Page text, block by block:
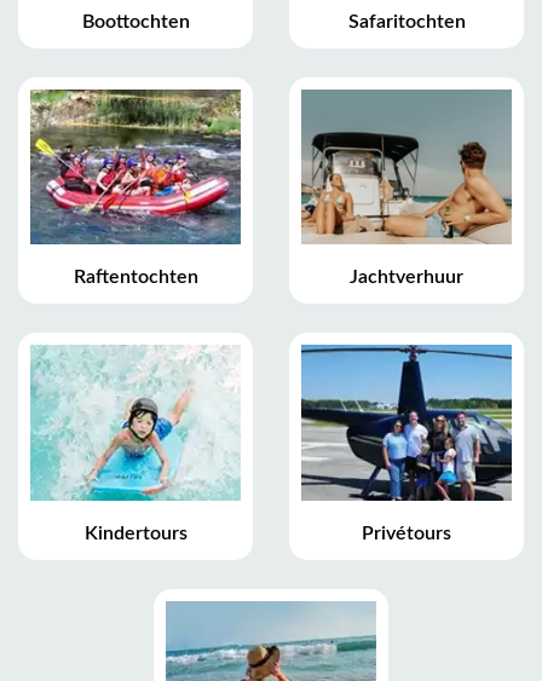
Boottochten Safaritochten
Raftentochten Jachtverhuur
Kindertours Privétours